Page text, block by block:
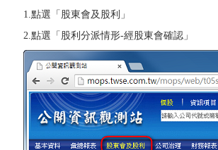
1.點選「股東會及股利」
2.點選「股利分派情形-經股東會確認」